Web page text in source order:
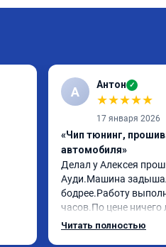
А Антон ✓
★★★★★
17 января 2026
«Чип тюнинг,
автомобиля»
Делал у Алексея
Ауди.Машина
бодрее.Работу
часов.По цене ничего
как договаривались
Читать полностью